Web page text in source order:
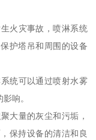
火灾事故，喷淋系统
护塔吊和周围的设备
统可以通过喷射水雾
响。
大量的灰尘和污垢，
保持设备的清洁和良